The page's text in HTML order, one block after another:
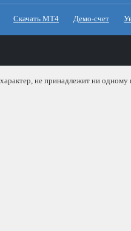
Скачать МТ4 Демо-счет
не принадлежит ни одному